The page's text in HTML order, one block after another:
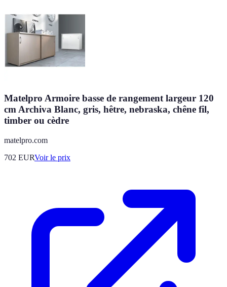
Matelpro Armoire basse de rangement largeur 120
cm Archiva Blanc, gris, hêtre, nebraska, chêne fil,
timber ou cèdre
matelpro.com
702 EURVoir le prix